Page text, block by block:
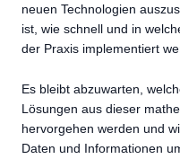
neuen Technologien
ist, wie schnell und in
der Praxis implementiert
Es bleibt abzuwarten,
Lösungen aus dieser
hervorgehen werden und
Daten und Informationen